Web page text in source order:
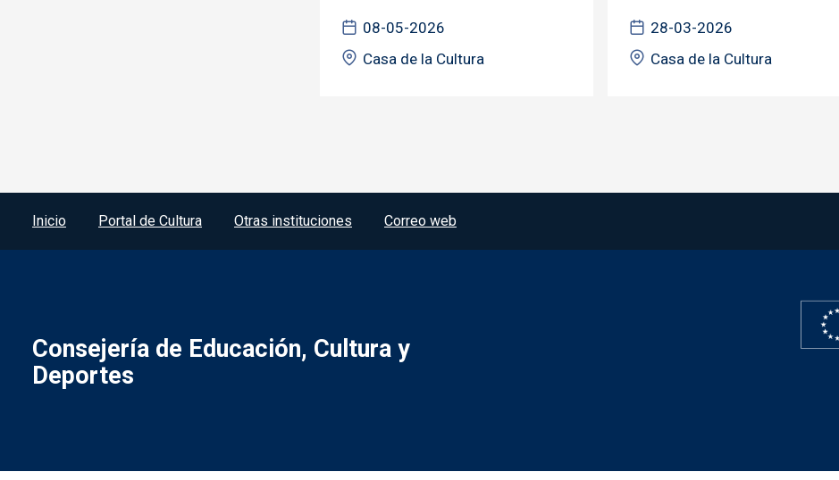
08-05-2026
Casa de la Cultura
28-03-2026
Casa de la Cultura
Menú del pie
Inicio Portal de Cultura Otras instituciones Correo web
Consejería de Educación, Cultura y
Deportes